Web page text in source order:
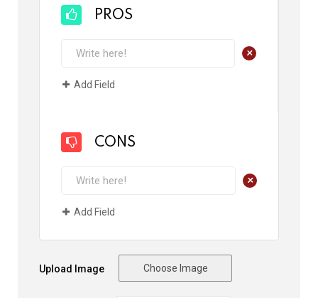
PROS
+
Add Field
CONS
+
Add Field
Upload Image Choose Image